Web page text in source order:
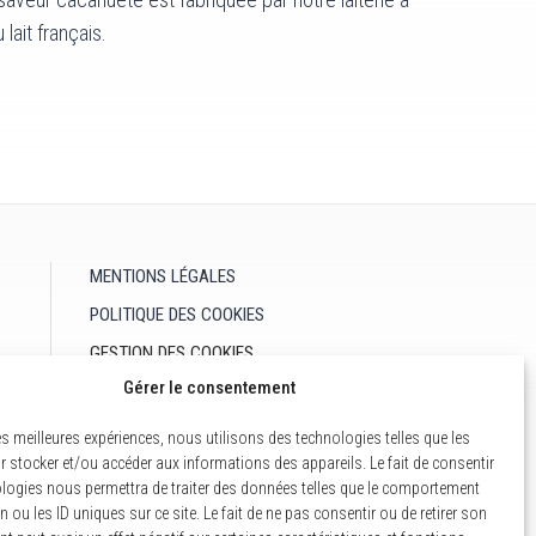
Gérer le consentement
meilleures expériences, nous utilisons des technologies telles que les
stocker et/ou accéder aux informations des appareils. Le fait de consentir
nous permettra de traiter des données telles que le comportement
ou les ID uniques sur ce site. Le fait de ne pas consentir ou de retirer son
français.
MENTIONS LÉGALES
POLITIQUE DES COOKIES
GESTION DES COOKIES